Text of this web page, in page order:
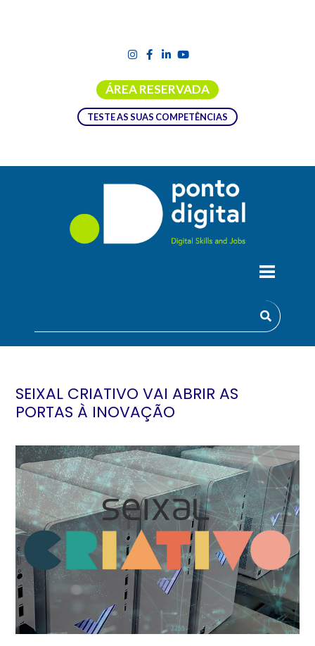
ÁREA RESERVADA
TESTE AS SUAS COMPETÊNCIAS
SEIXAL CRIATIVO VAI ABRIR AS
PORTAS À INOVAÇÃO